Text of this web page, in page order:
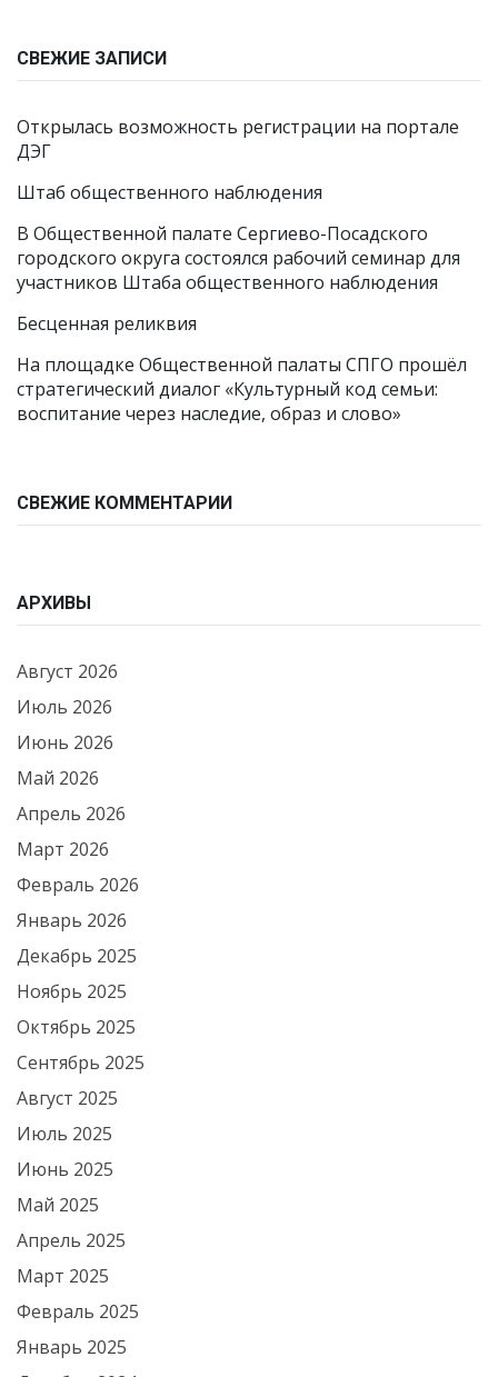
СВЕЖИЕ ЗАПИСИ
Открылась возможность регистрации на портале
ДЭГ
Штаб общественного наблюдения
В Общественной палате Сергиево-Посадского
городского округа состоялся рабочий семинар для
участников Штаба общественного наблюдения
Бесценная реликвия
На площадке Общественной палаты СПГО прошёл
стратегический диалог «Культурный код семьи:
воспитание через наследие, образ и слово»
СВЕЖИЕ КОММЕНТАРИИ
АРХИВЫ
Август 2026
Июль 2026
Июнь 2026
Май 2026
Апрель 2026
Март 2026
Февраль 2026
Январь 2026
Декабрь 2025
Ноябрь 2025
Октябрь 2025
Сентябрь 2025
Август 2025
Июль 2025
Июнь 2025
Май 2025
Апрель 2025
Март 2025
Февраль 2025
Январь 2025